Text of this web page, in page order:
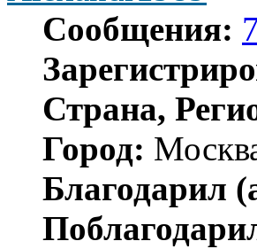
Сообщения:
Страна,
Город:
Благодарил